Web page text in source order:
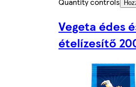
Vegeta édes
ételízesítő